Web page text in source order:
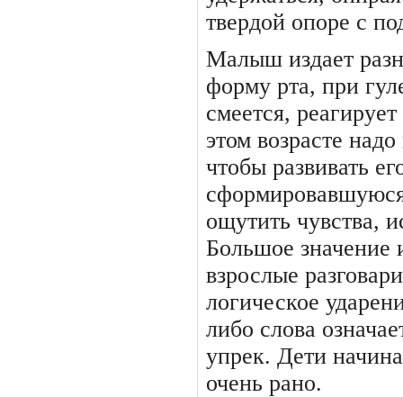
твердой опоре с
Малыш издает
фор­му рта, при
смеется,
этом возрасте
чтобы развивать
ощутить чувства,
Большое значе­ние
взрослые
логическое
либо слова
упрек. Дети
очень рано.